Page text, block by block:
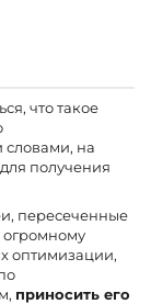
что такое
на
получения
пересеченные
огромному
оптимизации,
приносить его